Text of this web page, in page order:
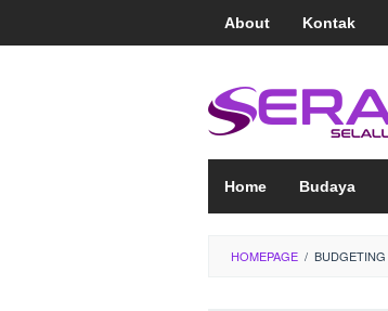
About Kontak
Home Budaya
HOMEPAGE / BUDGETING